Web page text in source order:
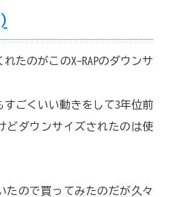
たのがこのX-RAPのダウンサ
すごくいい動きをして3年位前
どダウンサイズされたのは使
たので買ってみたのだが久々